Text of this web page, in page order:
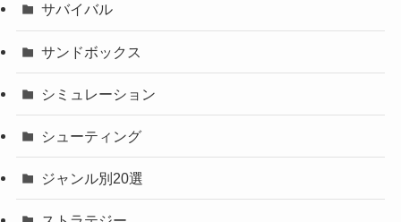
サバイバル
サンドボックス
シミュレーション
シューティング
ジャンル別20選